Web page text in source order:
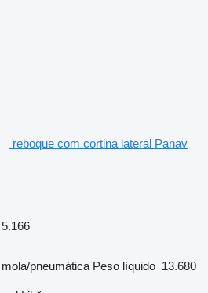
reboque com cortina lateral Panav
mola/pneumática Peso líquido 13.680